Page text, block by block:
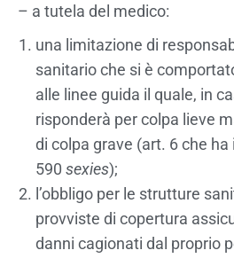
– a tutela del medico:
una limitazione di
sanitario che si è
alle linee guida il quale, in
risponderà per colpa lieve
di colpa grave (art. 6 che
590 sexies);
l’obbligo per le strutture
provviste di copertura
danni cagionati dal proprio